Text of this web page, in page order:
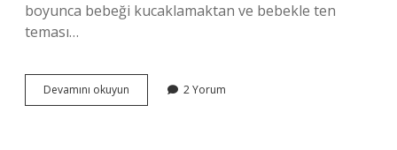
boyunca bebeği kucaklamaktan ve bebekle ten
teması…
Devamını okuyun
Kucağa
2 Yorum